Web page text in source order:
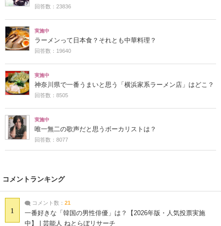
回答数：23836
実施中
ラーメンって日本食？それとも中華料理？
回答数：19640
実施中
神奈川県で一番うまいと思う「横浜家系ラーメン店」はどこ？
回答数：8505
実施中
唯一無二の歌声だと思うボーカリストは？
回答数：8077
コメントランキング
1
コメント数： 21
一番好きな「韓国の男性俳優」は？【2026年版・人気投票実施
中】 | 芸能人 ねとらぼリサーチ